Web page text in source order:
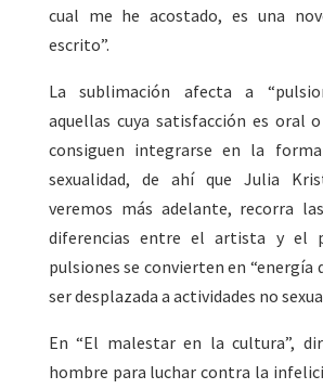
cual me he acostado, es una
escrito”.
La sublimación afecta a
aquellas cuya satisfacción es oral
consiguen integrarse en la
sexualidad, de ahí que Julia
veremos más adelante, recorra
diferencias entre el artista y el
pulsiones se convierten en “energía
ser desplazada a actividades no
En “El malestar en la cultura”,
hombre para luchar contra la